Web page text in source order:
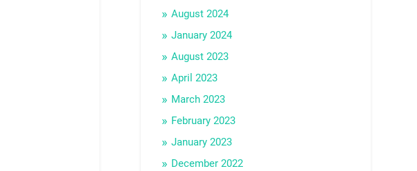
August 2024
January 2024
August 2023
April 2023
March 2023
February 2023
January 2023
December 2022